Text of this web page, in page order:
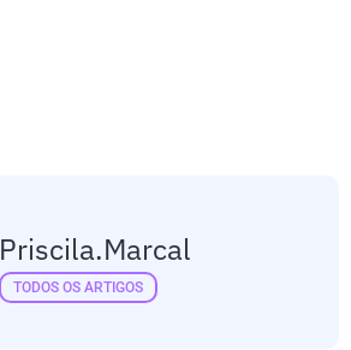
Priscila.marcal
TODOS OS ARTIGOS